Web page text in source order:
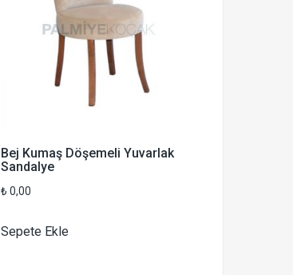
Bej Kumaş Döşemeli Yuvarlak
Sandalye
₺ 0,00
Sepete Ekle